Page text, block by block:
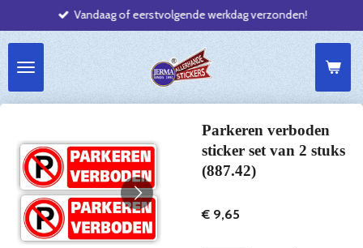
direct
de
hoofdinhoud
Vandaag of eerstvolgende werkdag verzonden!
Parkeren verboden
sticker set van 2 stuks
(887.42)
€ 9,65